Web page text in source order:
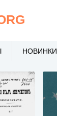
НОВИНКИ